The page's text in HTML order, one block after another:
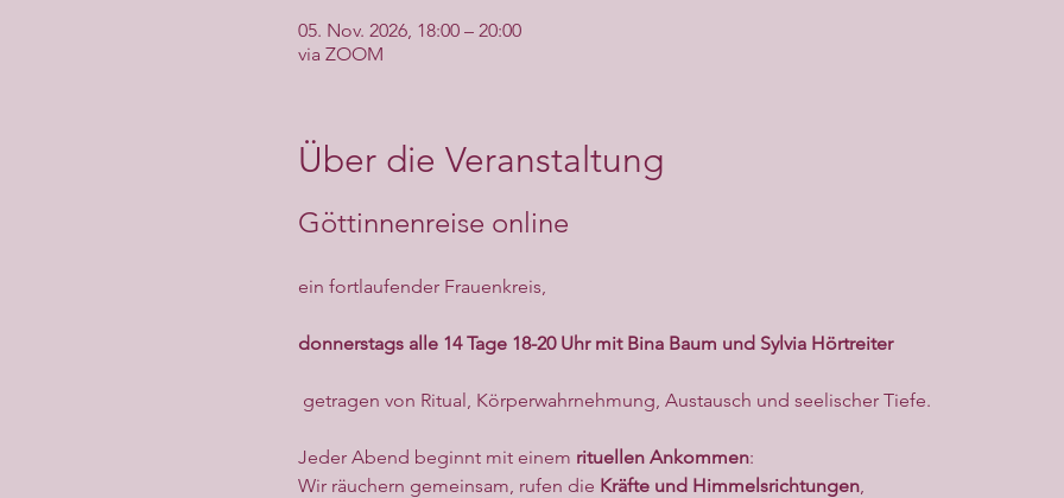
05. Nov. 2026, 18:00 – 20:00
via ZOOM
Über die Veranstaltung
Göttinnenreise online
ein fortlaufender Frauenkreis,
donnerstags alle 14 Tage 18-20 Uhr mit Bina Baum und Sylvia Hörtreiter
getragen von Ritual, Körperwahrnehmung, Austausch und seelischer Tiefe.
Jeder Abend beginnt mit einem rituellen Ankommen:
Wir räuchern gemeinsam, rufen die Kräfte und Himmelsrichtungen,